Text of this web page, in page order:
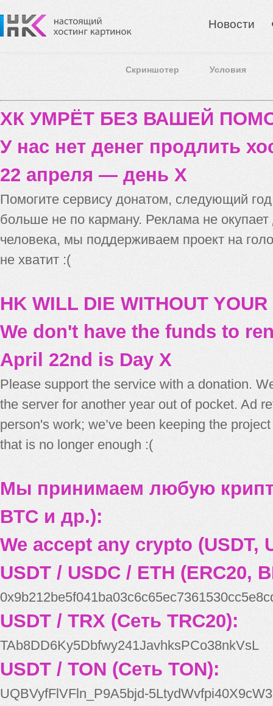
Новости
Скриншотер Условия
ХК УМРЁТ БЕЗ ВАШЕЙ
У нас нет денег продлить
22 апреля — день X
Помогите сервису донатом, следующий
больше не по карману. Реклама не
человека, мы поддерживаем проект на
не хватит :(
HK WILL DIE WITHOUT
We don't have the funds to
April 22nd is Day X
Please support the service with a donation.
the server for another year out of pocket. Ad
person's work; we’ve been keeping the
that is no longer enough :(
Мы принимаем любую
BTC и др.):
We accept any crypto (USDT,
USDT / USDC / ETH (ERC20,
USDT / TRX (Сеть TRC20):
TAb8DD6Ky5Dbfwy241JavhksPCo38nkVsL
USDT / TON (Сеть TON):
UQBVyfFlVFln_P9A5bjd-